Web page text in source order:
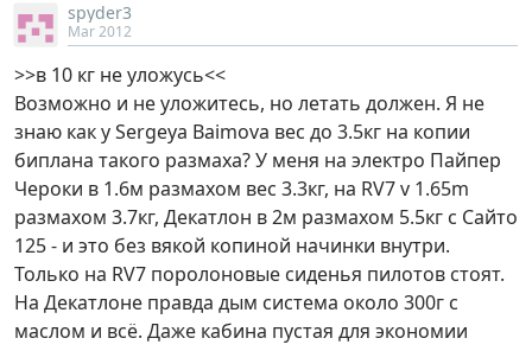
spyder3
Mar 2012
>>в 10 кг не уложусь<<
Возможно и не уложитесь, но летать должен. Я не
знаю как у Sergeya Baimova вес до 3.5кг на копии
биплана такого размаха? У меня на электро Пайпер
Чероки в 1.6м размахом вес 3.3кг, на RV7 v 1.65m
размахом 3.7кг, Декатлон в 2м размахом 5.5кг с Сайто
125 - и это без вякой копиной начинки внутри.
Только на RV7 поролоновые сиденья пилотов стоят.
На Декатлоне правда дым система около 300г с
маслом и всё. Даже кабина пустая для экономии